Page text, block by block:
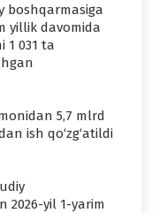
boshqarmasiga
yillik davomida
1 031 ta
5,7 mlrd
ish qo‘zg‘atildi
2026-yil 1-yarim